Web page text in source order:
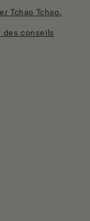
Tchao Tchao.
conseils